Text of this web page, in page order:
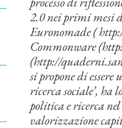
2.0 nei primi mesi
Euronomade (
Commonware
(http://
si propone di essere
ricerca sociale’, ha
politica e ricerca
valorizzazione